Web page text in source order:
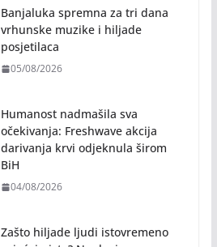
Banjaluka spremna za tri dana
vrhunske muzike i hiljade
posjetilaca
05/08/2026
Humanost nadmašila sva
očekivanja: Freshwave akcija
darivanja krvi odjeknula širom
BiH
04/08/2026
Zašto hiljade ljudi istovremeno